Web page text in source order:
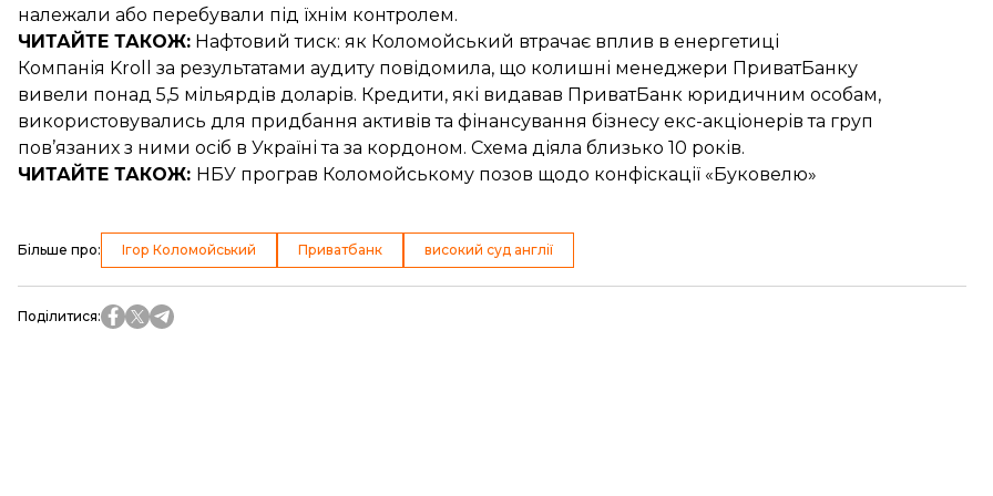
належали або перебували під їхнім контролем.
ЧИТАЙТЕ ТАКОЖ: Нафтовий тиск: як Коломойський втрачає вплив в енергетиці
Компанія Kroll за результатами аудиту повідомила, що колишні менеджери ПриватБанку
вивели понад 5,5 мільярдів доларів. Кредити, які видавав ПриватБанк юридичним особам,
використовувались для придбання активів та фінансування бізнесу екс-акціонерів та груп
пов’язаних з ними осіб в Україні та за кордоном. Схема діяла близько 10 років.
ЧИТАЙТЕ ТАКОЖ: НБУ програв Коломойському позов щодо конфіскації «Буковелю»
Більше про: Ігор Коломойський Приватбанк високий суд англії
Поділитися: